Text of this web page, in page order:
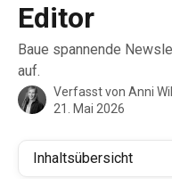
Editor
Baue spannende
auf.
Verfasst von Anni
21. Mai 2026
Inhaltsübersicht